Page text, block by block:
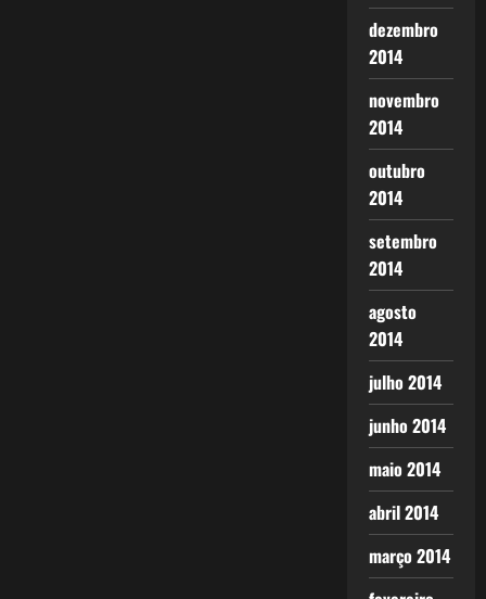
dezembro
2014
novembro
2014
outubro
2014
setembro
2014
agosto
2014
julho 2014
junho 2014
maio 2014
abril 2014
março 2014